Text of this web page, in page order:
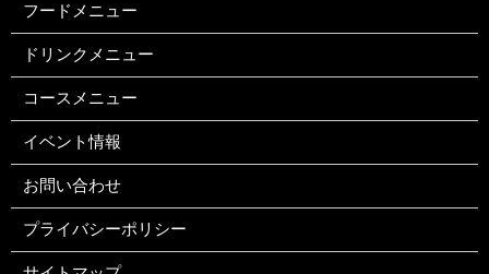
フードメニュー
ドリンクメニュー
コースメニュー
イベント情報
お問い合わせ
プライバシーポリシー